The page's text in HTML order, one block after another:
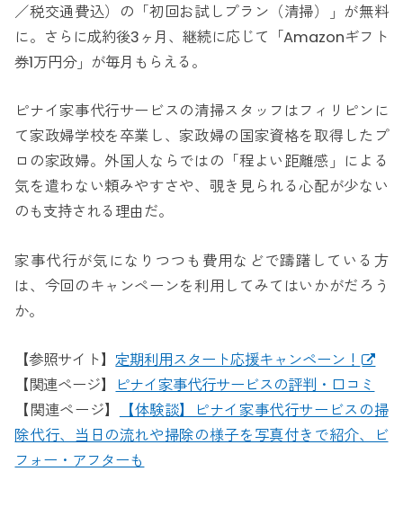
／税交通費込）の「初回お試しプラン（清掃）」が無料
に。さらに成約後3ヶ月、継続に応じて「Amazonギフト
券1万円分」が毎月もらえる。
ピナイ家事代行サービスの清掃スタッフはフィリピンに
て家政婦学校を卒業し、家政婦の国家資格を取得したプ
ロの家政婦。外国人ならではの「程よい距離感」による
気を遣わない頼みやすさや、覗き見られる心配が少ない
のも支持される理由だ。
家事代行が気になりつつも費用などで躊躇している方
は、今回のキャンペーンを利用してみてはいかがだろう
か。
【参照サイト】定期利用スタート応援キャンペーン！
【関連ページ】
ピナイ家事代行サービスの評判・口コミ
【関連ページ】
【体験談】ピナイ家事代行サービスの掃
除代行、当日の流れや掃除の様子を写真付きで紹介、ビ
フォー・アフターも